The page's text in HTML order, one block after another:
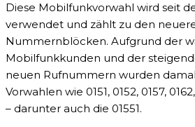
Diese Mobilfunkvorwahl wird seit
verwendet und zählt zu den
Nummernblöcken. Aufgrund der
Mobilfunkkunden und der
neuen Rufnummern wurden
Vorwahlen wie 0151, 0152, 0157,
– darunter auch die 01551.